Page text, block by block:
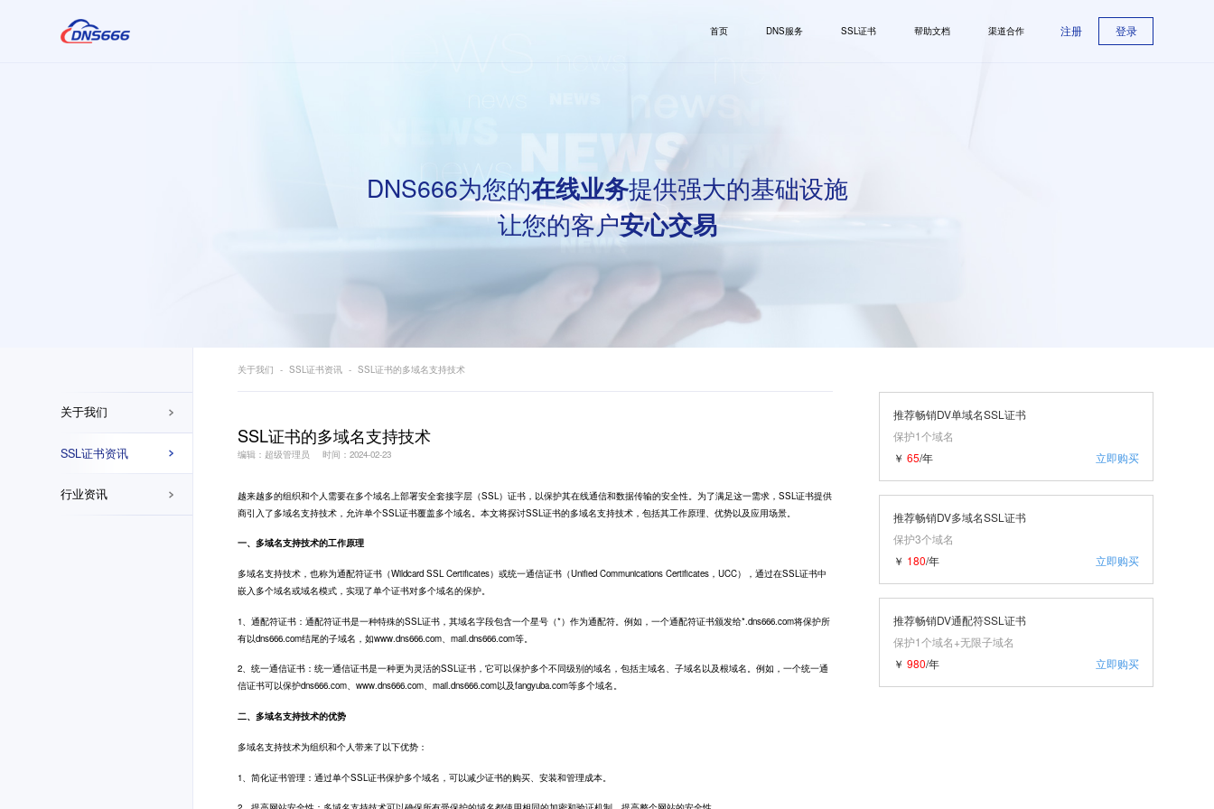
首页 DNS服务 SSL证书 帮助文档 渠道合作 注册 登录
DNS666为您的在线业务提供强大的基础设施
让您的客户安心交易
关于我们
SSL证书资讯
行业资讯
关于我们 SSL证书资讯 SSL证书的多域名支持技术
SSL证书的多域名支持技术
编辑：超级管理员 时间：2024-02-23
越来越多的组织和个人需要在多个域名上部署安全套接字层（SSL）证书，以保护其在线通信和数据传输的安全性。为了满足这一需求， SSL证书提供
商引入了多域名支持技术，允许单个SSL证书覆盖多个域名。本文将探讨SSL证书的多域名支持技术，包括其工作原理、优势以及应用场景。
一、多域名支持技术的工作原理
多域名支持技术，也称为通配符证书（Wildcard SSL Certificates）或统一通信证书（Unified Communications Certificates，UCC），通过在SSL证书中
嵌入多个域名或域名模式，实现了单个证书对多个域名的保护。
1、通配符证书：通配符证书是一种特殊的SSL证书，其域名字段包含一个星号（*）作为通配符。例如，一个通配符证书颁发给*.dns666.com将保护所
有以dns666.com结尾的子域名，如www.dns666.com、mail.dns666.com等。
2、统一通信证书：统一通信证书是一种更为灵活的SSL证书，它可以保护多个不同级别的域名，包括主域名、子域名以及根域名。例如，一个统一通
信证书可以保护dns666.com、www.dns666.com、mail.dns666.com以及fangyuba.com等多个域名。
二、多域名支持技术的优势
多域名支持技术为组织和个人带来了以下优势：
1、简化证书管理：通过单个SSL证书保护多个域名，可以减少证书的购买、安装和管理成本。
推荐畅销DV单域名SSL证书
保护1个域名
立即购买
￥ 65/年
推荐畅销DV多域名SSL证书
保护3个域名
立即购买
￥ 180/年
推荐畅销DV通配符SSL证书
保护1个域名+无限子域名
立即购买
￥ 980/年